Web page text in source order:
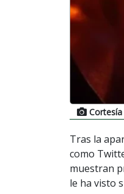
Cortesía
Tras la
como
muestran
le ha visto